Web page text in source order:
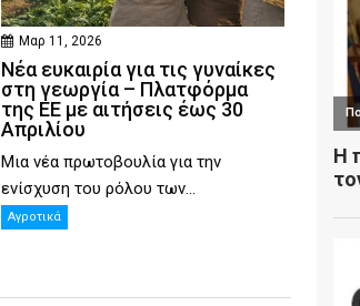
Μαρ 11, 2026
Νέα ευκαιρία για τις γυναίκες
στη γεωργία – Πλατφόρμα
της ΕΕ με αιτήσεις έως 30
Απριλίου
Μια νέα πρωτοβουλία για την
ενίσχυση του ρόλου των...
Αγροτικά